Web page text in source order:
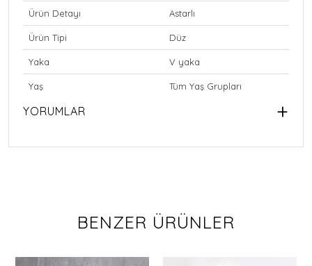
Ürün Detayı Astarlı
Ürün Tipi Düz
Yaka V yaka
Yaş Tüm Yaş Grupları
YORUMLAR
BENZER ÜRÜNLER